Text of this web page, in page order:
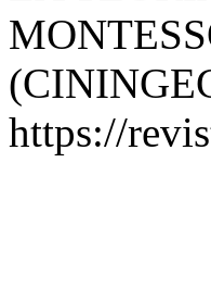
https://